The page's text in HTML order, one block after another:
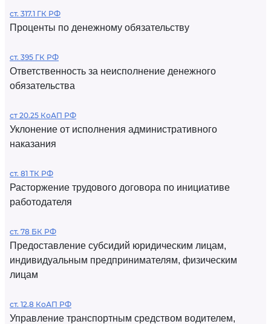
ст. 317.1 ГК РФ
Проценты по денежному обязательству
ст. 395 ГК РФ
Ответственность за неисполнение денежного
обязательства
ст 20.25 КоАП РФ
Уклонение от исполнения административного
наказания
ст. 81 ТК РФ
Расторжение трудового договора по инициативе
работодателя
ст. 78 БК РФ
Предоставление субсидий юридическим лицам,
индивидуальным предпринимателям, физическим
лицам
ст. 12.8 КоАП РФ
Управление транспортным средством водителем,